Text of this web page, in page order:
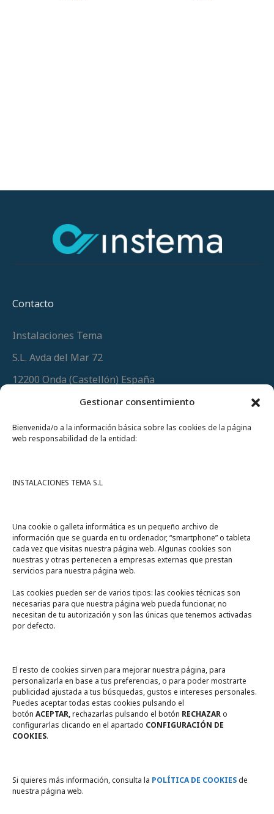
Gestionar consentimiento
Bienvenida/o a la información básica sobre las cookies de la página
web responsabilidad de la entidad:
INSTALACIONES TEMA S.L
Una cookie o galleta informática es un pequeño archivo de
información que se guarda en tu ordenador, “smartphone” o tableta
cada vez que visitas nuestra página web. Algunas cookies son
nuestras y otras pertenecen a empresas externas que prestan
servicios para nuestra página web.
Las cookies pueden ser de varios tipos: las cookies técnicas son
necesarias para que nuestra página web pueda funcionar, no
necesitan de tu autorización y son las únicas que tenemos activadas
por defecto.
El resto de cookies sirven para mejorar nuestra página, para
personalizarla en base a tus preferencias, o para poder mostrarte
publicidad ajustada a tus búsquedas, gustos e intereses personales.
Puedes aceptar todas estas cookies pulsando el
botón ACEPTAR,rechazarlas pulsando el botón RECHAZARo
configurarlas clicando en el apartado CONFIGURACIÓN DE
COOKIES.
Si quieres más información, consulta la POLÍTICA DE COOKIESde
nuestra página web.
Contacto
Instalaciones Tema
S.L. Avda del Mar 72
12200 Onda (Castellón) España
(+34) 964 60 34 34
Urgencias y whatsapp649 406 493
A un click
Tienda online Legal
Política de privacidad
Política de Cookies